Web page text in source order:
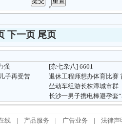
下一页 尾页
强
[杂七杂八]6601
子再受苦
坐动车组游长株潭城市群
长沙一男子携电棒避孕套
线 | 产品服务 | 广告业务 |
法律声